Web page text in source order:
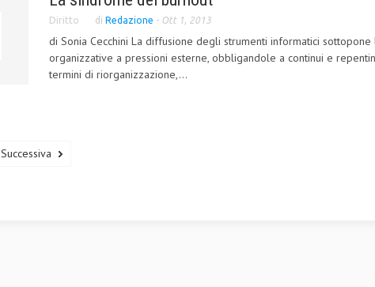
Diritto di Redazione - Ott 1, 2013
di Sonia Cecchini La diffusione degli strumenti informatici
organizzative a pressioni esterne, obbligandole a continui e
termini di riorganizzazione,...
Successiva